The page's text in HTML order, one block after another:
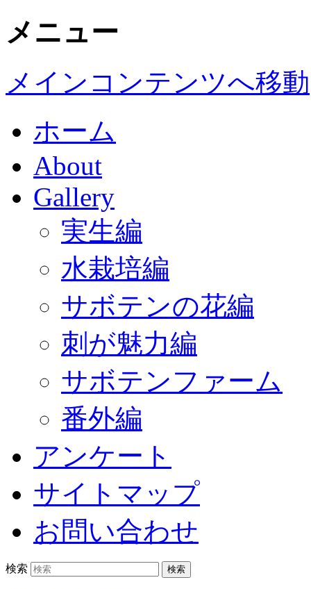
メニュー
メインコンテンツへ移動
ホーム
About
Gallery
実生編
水栽培編
サボテンの花編
刺が魅力編
サボテンファーム
番外編
アンケート
サイトマップ
お問い合わせ
検索